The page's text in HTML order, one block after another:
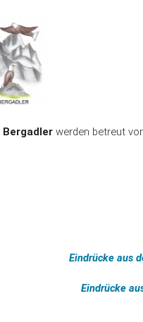
Bergadlerwerden betreut
Eindrücke aus
Eindrücke